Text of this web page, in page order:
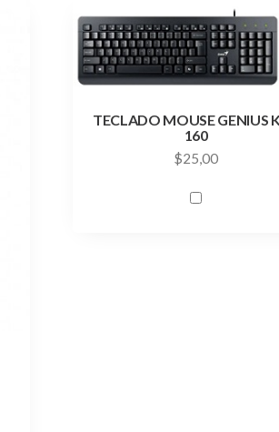
TECLADO MOUSE GENIUS
160
$25,00